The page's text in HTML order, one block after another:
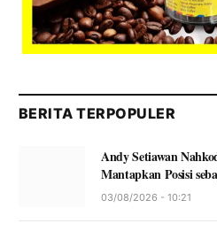
BERITA TERPOPULER
Andy Setiawan
Mantapkan Posisi
03/08/2026 - 10:21